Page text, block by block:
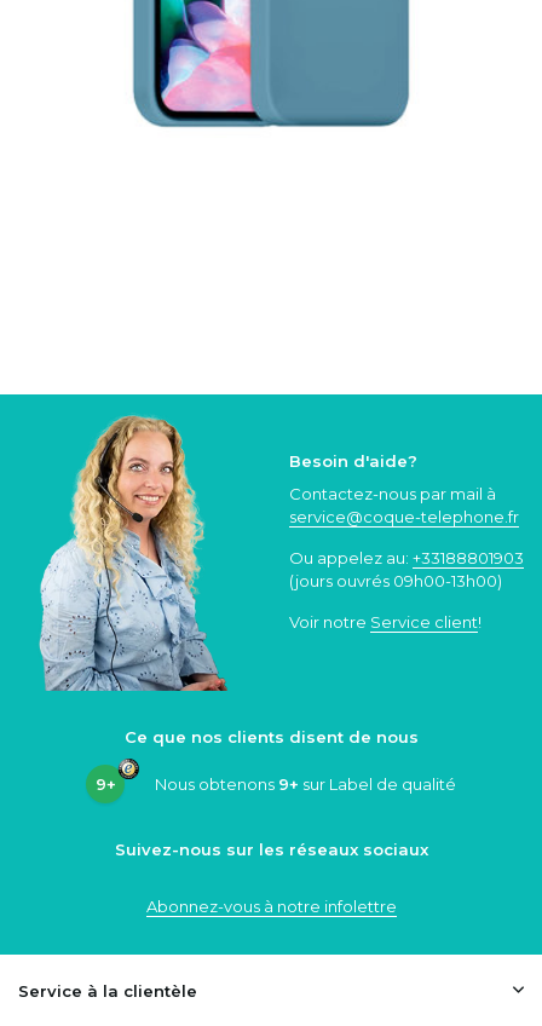
Besoin d'aide?
Contactez-nous par mail à
service@coque-telephone.fr
Ou appelez au: +33188801903
(jours ouvrés 09h00-13h00)
Voir notre Service client!
Ce que nos clients disent de nous
9+ Nous obtenons 9+ sur Label de qualité
Suivez-nous sur les réseaux sociaux
Abonnez-vous à notre infolettre
Service à la clientèle